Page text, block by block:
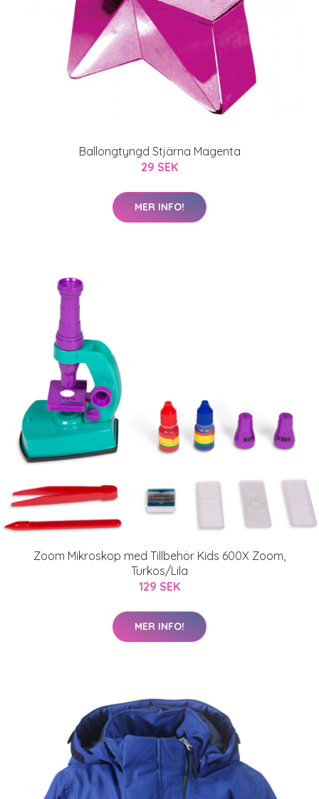
Ballongtyngd Stjärna Magenta
29 SEK
MER INFO!
Zoom Mikroskop med Tillbehör Kids 600X Zoom,
Turkos/Lila
129 SEK
MER INFO!